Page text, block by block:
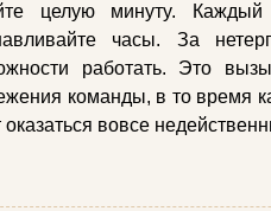
целую минутy. Каждый
часы. За
работать. Это
команды, в то время
оказаться вовсе